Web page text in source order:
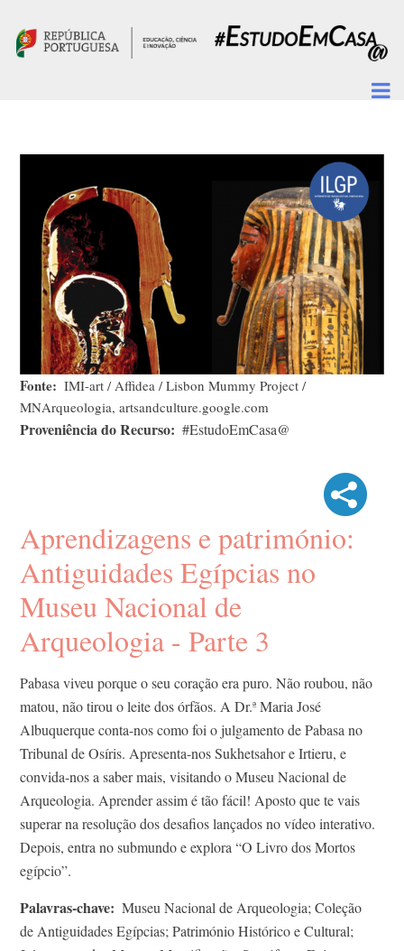
Fonte
IMI-art / Affidea / Lisbon Mummy Project /
MNArqueologia, artsandculture.google.com
Proveniência do Recurso #EstudoEmCasa@
Aprendizagens e património:
Antiguidades Egípcias no
Museu Nacional de
Arqueologia - Parte 3
Pabasa viveu porque o seu coração era puro. Não roubou, não
matou, não tirou o leite dos órfãos. A Dr.ª Maria José
Albuquerque conta-nos como foi o julgamento de Pabasa no
Tribunal de Osíris. Apresenta-nos Sukhetsahor e Irtieru, e
convida-nos a saber mais, visitando o Museu Nacional de
Arqueologia. Aprender assim é tão fácil! Aposto que te vais
superar na resolução dos desafios lançados no vídeo interativo.
Depois, entra no submundo e explora “O Livro dos Mortos
egípcio”.
Palavras-chave
Museu Nacional de Arqueologia; Coleção
de Antiguidades Egípcias; Património Histórico e Cultural;